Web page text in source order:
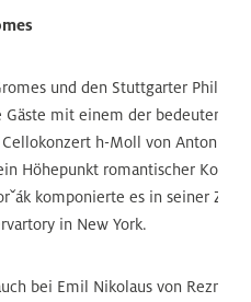
und den Stuttgarter
Gäste mit einem der
h-Moll von Antonin
Höhepunkt romantischer
komponierte es in seiner Zeit
in New York.
bei Emil Nikolaus von